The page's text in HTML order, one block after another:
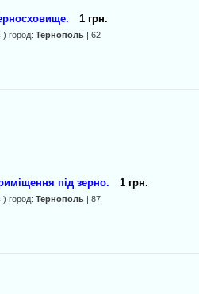
1 грн.
) город:Тернополь | 62
під зерно. 1 грн.
) город:Тернополь | 87